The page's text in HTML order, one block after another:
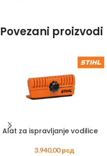
Povezani proizvodi
Alat za ispravljanje vodilice
3.940,00рсд